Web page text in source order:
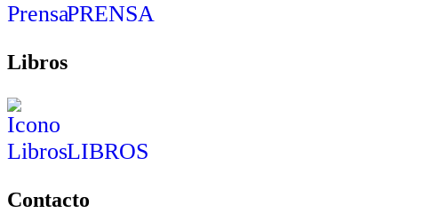
PRENSA
Libros
LIBROS
Contacto